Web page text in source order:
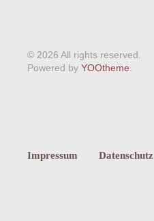
© 2026 All rights reserved.
Powered by YOOtheme
Impressum Datenschutz